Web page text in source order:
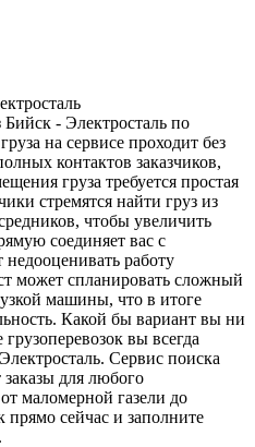
- Электросталь по
на сервисе проходит без
контактов заказчиков,
груза требуется простая
стремятся найти груз из
чтобы увеличить
соединяет вас с
работу
может спланировать сложный
машины, что в итоге
Какой бы вариант вы ни
вы всегда
Сервис поиска
для любого
маломерной газели до
сейчас и заполните